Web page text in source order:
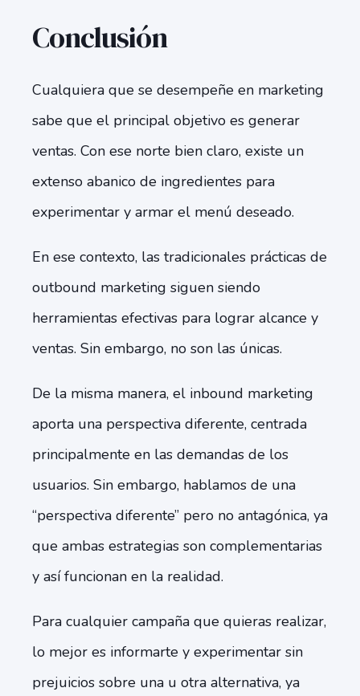
Conclusión
Cualquiera que se desempeñe en marketing
sabe que el principal objetivo es generar
ventas. Con ese norte bien claro, existe un
extenso abanico de ingredientes para
experimentar y armar el menú deseado.
En ese contexto, las tradicionales prácticas de
outbound marketing siguen siendo
herramientas efectivas para lograr alcance y
ventas. Sin embargo, no son las únicas.
De la misma manera, el inbound marketing
aporta una perspectiva diferente, centrada
principalmente en las demandas de los
usuarios. Sin embargo, hablamos de una
“perspectiva diferente” pero no antagónica, ya
que ambas estrategias son complementarias
y así funcionan en la realidad.
Para cualquier campaña que quieras realizar,
lo mejor es informarte y experimentar sin
prejuicios sobre una u otra alternativa, ya